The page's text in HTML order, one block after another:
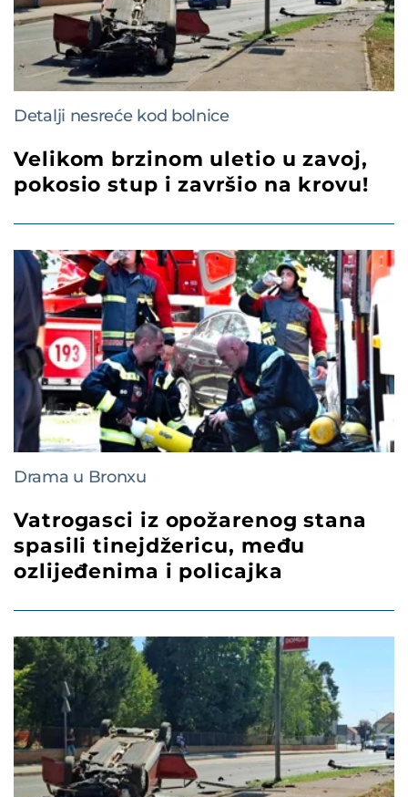
Detalji nesreće kod bolnice
Velikom brzinom uletio u zavoj,
pokosio stup i završio na krovu!
Drama u Bronxu
Vatrogasci iz opožarenog stana
spasili tinejdžericu, među
ozlijeđenima i policajka